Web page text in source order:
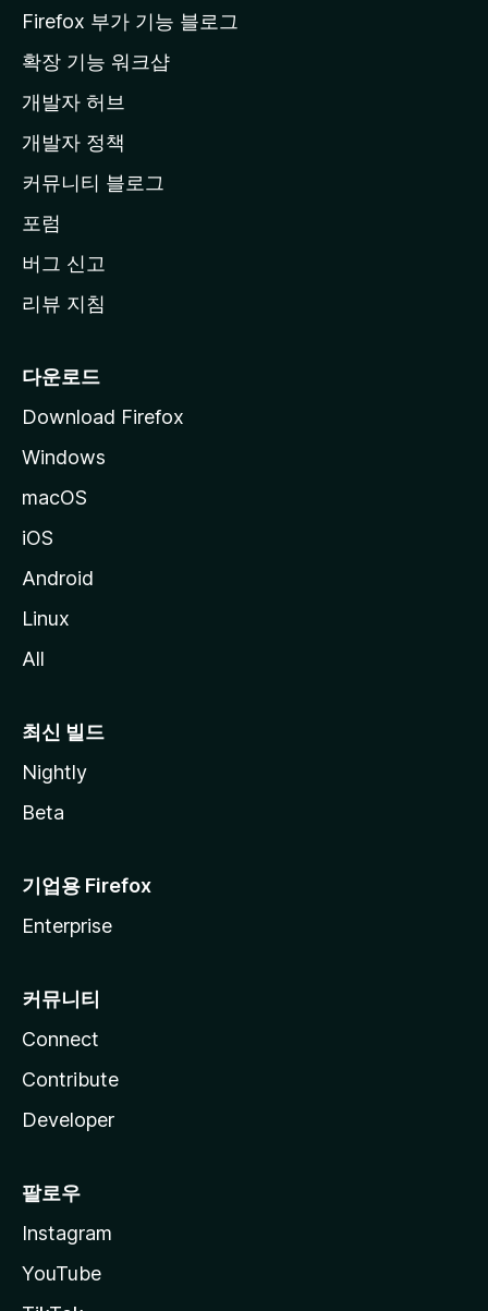
a
페
이
지
이
동
Firefox 부가 기능 블로그
확장 기능 워크샵
개발자 허브
개발자 정책
커뮤니티 블로그
포럼
버그 신고
리뷰 지침
다운로드
Download Firefox
Windows
macOS
iOS
Android
Linux
All
최신 빌드
Nightly
Beta
기업용 Firefox
Enterprise
커뮤니티
Connect
Contribute
Developer
팔로우
Instagram
YouTube